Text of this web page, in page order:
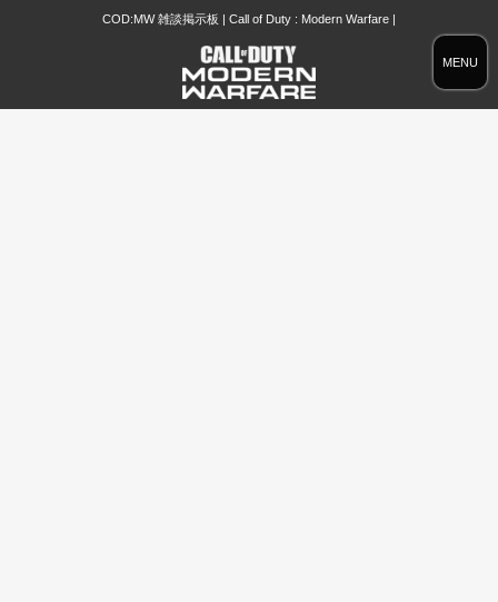
MENU
COD:MW 雑談掲示板 | Call of Duty : Modern Warfare |